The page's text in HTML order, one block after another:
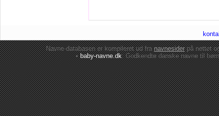
Navne-databasen er kompileret ud franavnesiderpå nettet
•baby-navne.dk: Godkendte danskenavne til børn